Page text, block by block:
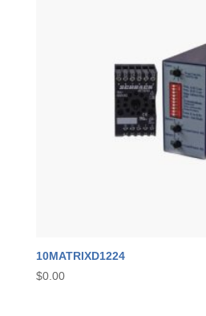
10MATRIXD1224
$0.00